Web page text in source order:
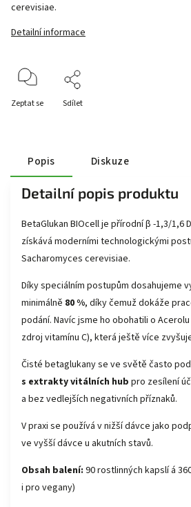
cerevisiae.
Detailní informace
Zeptat se Sdílet
Popis Diskuze
Detailní popis produktu
BetaGlukan BIOcell je přírodní β -1,3/1,6
získává moderními technologickými
Sacharomyces cerevisiae.
Díky speciálním postupům dosahujeme
minimálně 80 %, díky čemuž dokáže
podání. Navíc jsme ho obohatili o Acerolu
zdroj vitamínu C), která ještě více
Čisté betaglukany se ve světě často
s extrakty vitálních hub pro zesílení
a bez vedlejších negativních příznaků.
V praxi se používá v nižší dávce jako
ve vyšší dávce u akutních stavů.
Obsah balení: 90 rostlinných kapslí á
i pro vegany)